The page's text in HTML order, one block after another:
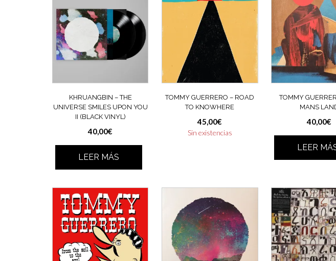
KHRUANGBIN – THE
UNIVERSE SMILES UPON YOU
II (BLACK VINYL)
40,00€
LEER MÁS
TOMMY GUERRERO – ROAD
TO KNOWHERE
45,00€
Sin existencias
TOMMY
MANS
40,00€
LEER